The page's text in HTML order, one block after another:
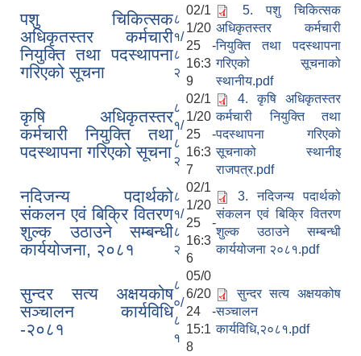
पशु चिकित्सक
अधिकृतस्तर कर्मचारी
नियुक्ति तथा पदस्थापना
गरिएको सूचना
८
१/
८
२
02/1
1/20
25 -
16:3
9
5. पशु चिकित्सक
अधिकृतस्तर कर्मचारी
नियुक्ति तथा पदस्थापना
गरिएको सूचनाको
स्थानीय.pdf
कृषि अधिकृतस्तर
कर्मचारी नियुक्ति तथा
पदस्थापना गरिएको सूचना
८
१/
८
२
02/1
1/20
25 -
16:3
7
4. कृषि अधिकृतस्तर
कर्मचारी नियुक्ति तथा
पदस्थापना गरिएको
सूचनाको स्थानीइ
राजपत्र.pdf
नदिजन्य पदार्थको
संकलन एवं बिक्रि वितरण
शुल्क उठाउने सम्बन्धी
कार्ययोजना, २०८१
८
१/
८
२
02/1
1/20
25 -
16:3
6
3. नदिजन्य पदार्थको
संकलन एवं बिक्रि वितरण
शुल्क उठाउने सम्बन्धी
कार्ययोजना २०८१.pdf
सुन्दर सत्य अक्षयकोष
सञ्चालन कार्यविधि
-२०८१
८
०/
८
१
05/0
6/20
24 -
15:1
8
सुन्दर सत्य अक्षयकोष
सञ्चालन
कार्यविधि,२०८१.pdf